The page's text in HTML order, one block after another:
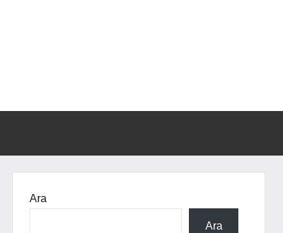
Ara
Ara